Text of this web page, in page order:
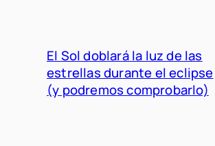
El Sol doblará la luz de las
estrellas durante el eclipse
(y podremos comprobarlo)